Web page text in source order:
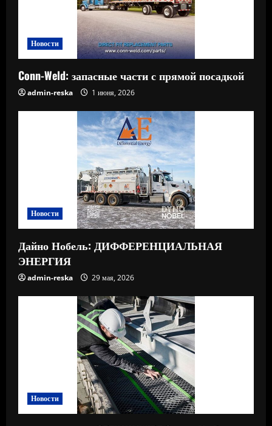
Новости
Conn-Weld: запасные части с прямой посадкой
admin-reska 1 июня, 2026
Новости
Дайно Нобель: ДИФФЕРЕНЦИАЛЬНАЯ
ЭНЕРГИЯ
admin-reska 29 мая, 2026
Новости